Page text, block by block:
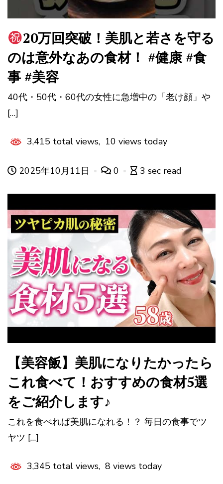
20万回突破！美肌と若さを守る
のは意外なあの食材！ #健康 #食
事 #美容
40代・50代・60代の女性に急増中の「老け顔」や
[…]
3,415 total views, 10 views today
2025年10月11日 0 3 sec read
【美容飯】美肌になりたかったら
これ食べて！おすすめの食材5選
をご紹介します♪
これを食べれば美肌になれる！？ 毎日の食事でツ
ヤツ […]
3,345 total views, 8 views today